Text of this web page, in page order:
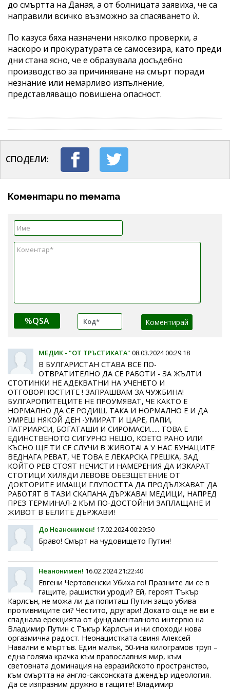
до смъртта на Даная, а от болницата заявиха, че са
направили всичко възможно за спасяването ѝ.
По казуса бяха назначени няколко проверки, а
наскоро и прокуратурата се самосезира, като преди
дни стана ясно, че е образувала досъдебно
производство за причиняване на смърт поради
незнание или немарливо изпълнение,
представляващо повишена опасност.
СПОДЕЛИ:
Коментари по темата
%QSA
МЕДИК - "ОТ ТРЪСТИКАТА" 08.03.2024 00:29:18
В БУЛГАРИСТАН СТАВА ВСЕ ПО-
ОТВРАТИТЕЛНО ДА СЕ РАБОТИ - ЗА ЖЪЛТИ
СТОТИНКИ НЕ АДЕКВАТНИ НА УЧЕНЕТО И
ОТГОВОРНОСТИТЕ ! ЗАПРАШВАМ ЗА ЧУЖБИНА!
БУЛГАРОПИТЕЦИТЕ НЕ ПРОУМЯВАТ, ЧЕ КАКТО Е
НОРМАЛНО ДА СЕ РОДИШ, ТАКА И НОРМАЛНО Е И ДА
УМРЕШ НЯКОЙ ДЕН -УМИРАТ И ЦАРЕ, ПАПИ,
ПАТРИАРСИ, БОГАТАШИ И СИРОМАСИ...... ТОВА Е
ЕДИНСТВЕНОТО СИГУРНО НЕЩО, КОЕТО РАНО ИЛИ
КЪСНО ЩЕ ТИ СЕ СЛУЧИ В ЖИВОТА! А У НАС БУНАЦИТЕ
ВЕДНАГА РЕВАТ, ЧЕ ТОВА Е ЛЕКАРСКА ГРЕШКА, ЗАД
КОЙТО РЕВ СТОЯТ НЕЧИСТИ НАМЕРЕНИЯ ДА ИЗКАРАТ
СТОТИЦИ ХИЛЯДИ ЛЕВОВЕ ОБЕЗЩЕТЕНИЕ ОТ
ДОКТОРИТЕ ИМАЩИ ГЛУПОСТТА ДА ПРОДЪЛЖАВАТ ДА
РАБОТЯТ В ТАЗИ СКАПАНА ДЪРЖАВА! МЕДИЦИ, НАПРЕД
ПРЕЗ ТЕРМИНАЛ-2 КЪМ ПО-ДОСТОЙНИ ЗАПЛАЩАНЕ И
ЖИВОТ В БЕЛИТЕ ДЪРЖАВИ!
До Неанонимен! 17.02.2024 00:29:50
Браво! Смърт на чудовището Путин!
Неанонимен! 16.02.2024 21:22:40
Евгени Чертовенски Убиха го! Празните ли се в
гащите, рашистки уроди? Ей, героят Тъкър
Карлсън, не можа ли да попиташ Путин защо убива
противниците си? Честито, другари! Докато още не ви е
спаднала ерекцията от фундаменталното интервю на
Владимир Путин с Тъкър Карлсън и ни споходи нова
оргазмична радост. Неонацистката свиня Алексей
Навални е мъртъв. Един малък, 50-ина килограмов труп –
една голяма крачка към православния мир, към
световната доминация на евразийското пространство,
към смъртта на англо-саксонската джендър идеология.
Да се изпразним дружно в гащите! Владимир